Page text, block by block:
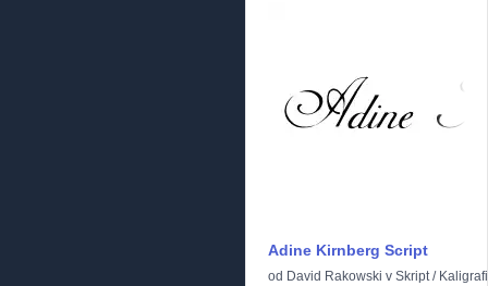
Adine Kirnberg Script
od David Rakowski v Skript/